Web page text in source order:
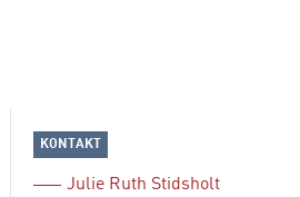
KONTAKT
Julie Ruth Stidsholt